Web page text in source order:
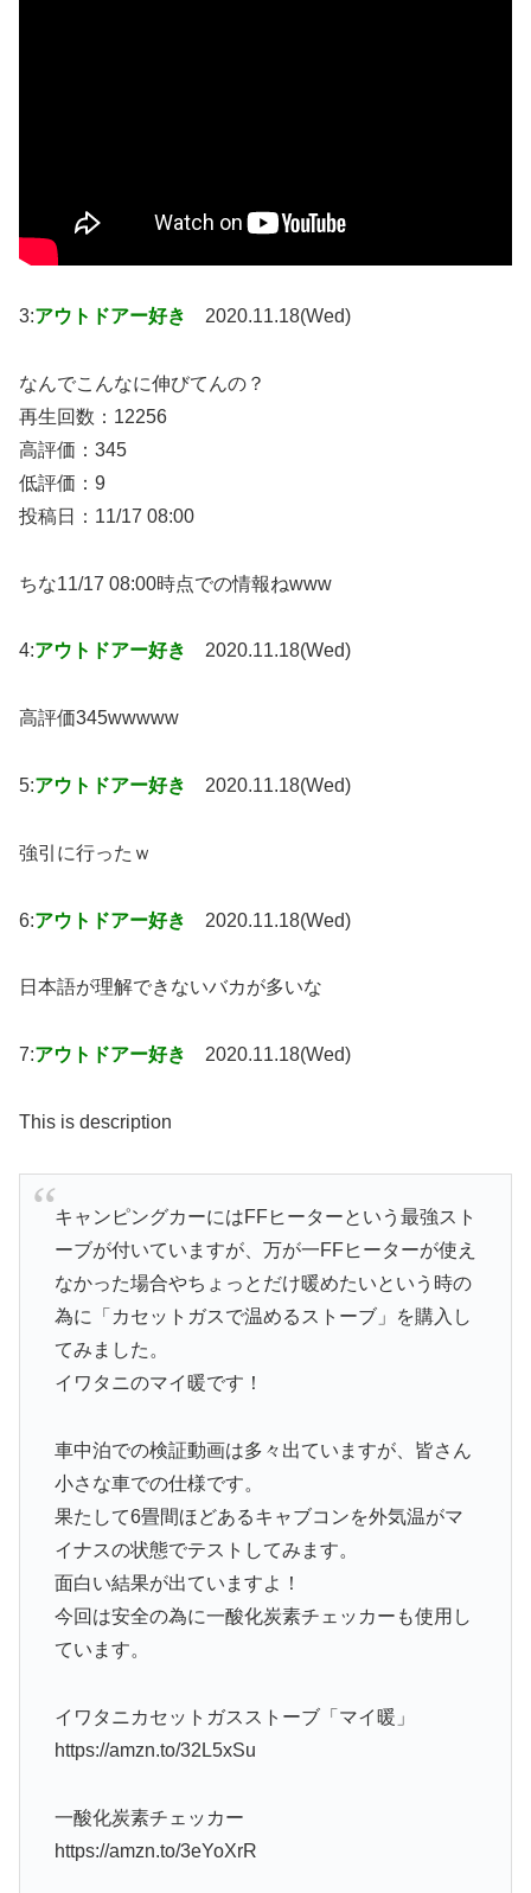
3:アウトドアー好き 2020.11.18(Wed)
なんでこんなに伸びてんの？
再生回数：12256
高評価：345
低評価：9
投稿日：11/17 08:00
ちな11/17 08:00時点での情報ねwww
4:アウトドアー好き 2020.11.18(Wed)
高評価345wwwww
5:アウトドアー好き 2020.11.18(Wed)
強引に行ったｗ
6:アウトドアー好き 2020.11.18(Wed)
日本語が理解できないバカが多いな
7:アウトドアー好き 2020.11.18(Wed)
This is description
キャンピングカーにはFFヒーターという最強スト
ーブが付いていますが、万が一FFヒーターが使え
なかった場合やちょっとだけ暖めたいという時の
為に「カセットガスで温めるストーブ」を購入し
てみました。
イワタニのマイ暖です！
車中泊での検証動画は多々出ていますが、皆さん
小さな車での仕様です。
果たして6畳間ほどあるキャブコンを外気温がマ
イナスの状態でテストしてみます。
面白い結果が出ていますよ！
今回は安全の為に一酸化炭素チェッカーも使用し
ています。
イワタニカセットガスストーブ「マイ暖」
https://amzn.to/32L5xSu
一酸化炭素チェッカー
https://amzn.to/3eYoXrR